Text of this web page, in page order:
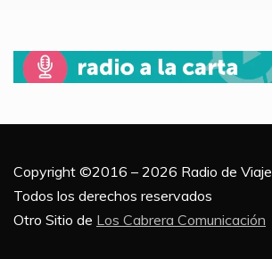
Copyright ©2016 – 2026 Radio de Viaje
Todos los derechos reservados
Otro Sitio de Los Cabrera Comunicación